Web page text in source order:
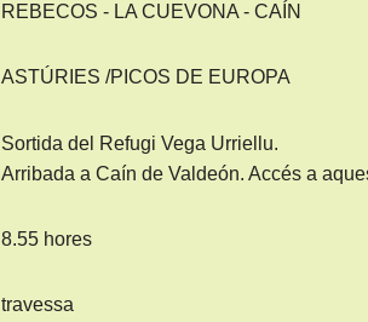
REBECOS - LA CUEVONA - CAÍN
ASTÚRIES /PICOS DE EUROPA
Sortida del Refugi Vega Urriellu.
Arribada a Caín de Valdeón. Accés a
8.55 hores
travessa